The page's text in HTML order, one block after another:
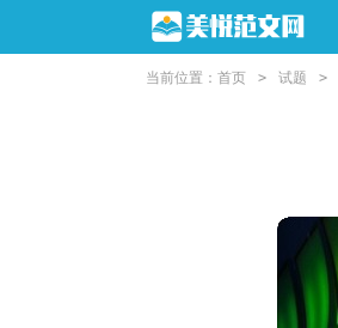
当前位置： 首页 > 试题 >